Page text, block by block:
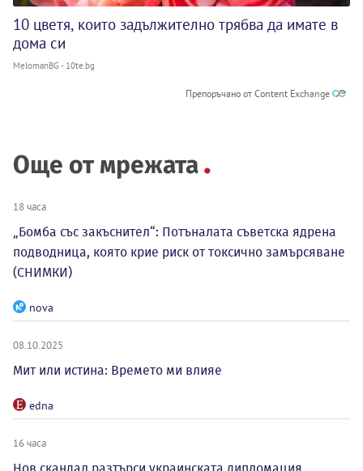
10 цветя, които задължително трябва да имате в
дома си
MelomanBG - 10te.bg
Препоръчано от Content Exchange
Още от мрежата
18 часа
„Бомба със закъснител“: Потъналата съветска ядрена
подводница, която крие риск от токсично замърсяване
(СНИМКИ)
nova
08.10.2025
Мит или истина: Времето ми влияе
edna
16 часа